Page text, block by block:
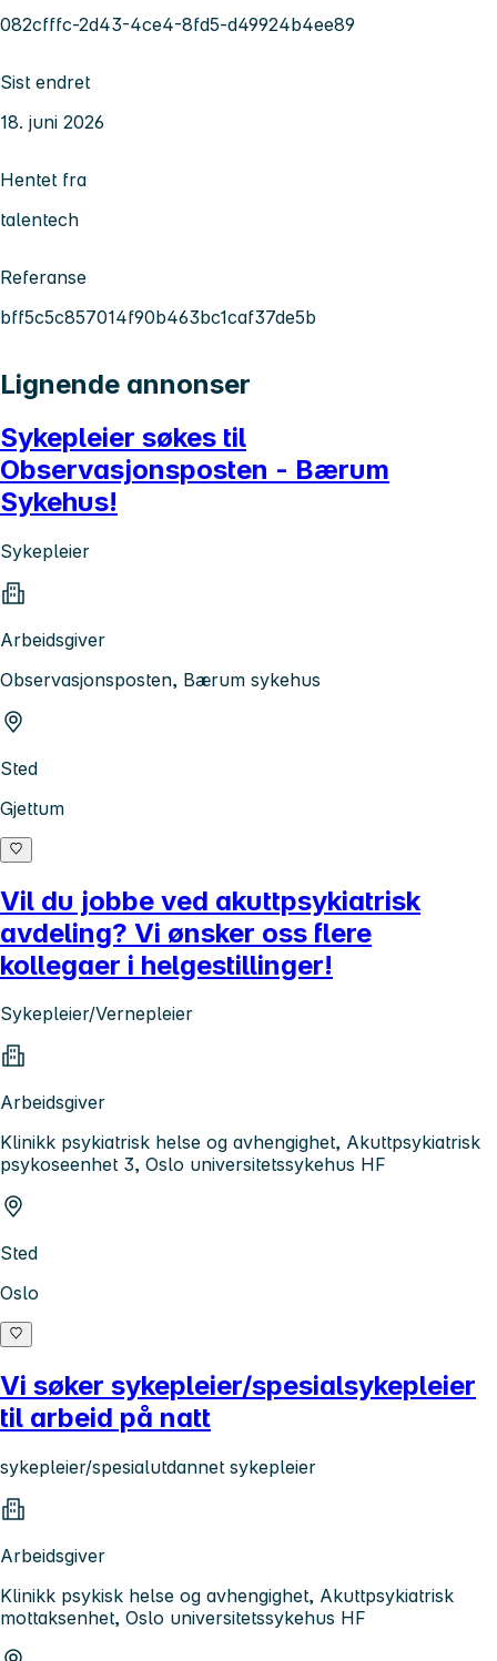
082cfffc-2d43-4ce4-8fd5-d49924b4ee89
Sist endret
18. juni 2026
Hentet fra
talentech
Referanse
bff5c5c857014f90b463bc1caf37de5b
Lignende annonser
Sykepleier søkes til
Observasjonsposten - Bærum
Sykehus!
Sykepleier
Arbeidsgiver
Observasjonsposten, Bærum sykehus
Sted
Gjettum
Vil du jobbe ved akuttpsykiatrisk
avdeling? Vi ønsker oss flere
kollegaer i helgestillinger!
Sykepleier/Vernepleier
Arbeidsgiver
Klinikk psykiatrisk helse og avhengighet, Akuttpsykiatrisk
psykoseenhet 3, Oslo universitetssykehus HF
Sted
Oslo
Vi søker sykepleier/spesialsykepleier
til arbeid på natt
sykepleier/spesialutdannet sykepleier
Arbeidsgiver
Klinikk psykisk helse og avhengighet, Akuttpsykiatrisk
mottaksenhet, Oslo universitetssykehus HF